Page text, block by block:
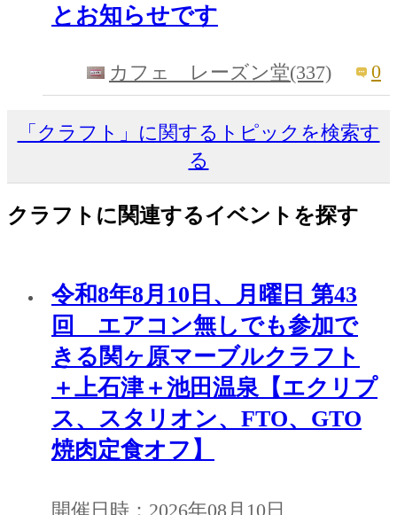
とお知らせです
カフェ レーズン堂(337) 0
「クラフト」に関するトピックを検索す
る
クラフトに関連するイベントを探す
令和8年8月10日、月曜日 第43
回 エアコン無しでも参加で
きる関ヶ原マーブルクラフト
＋上石津＋池田温泉【エクリプ
ス、スタリオン、FTO、GTO
焼肉定食オフ】
開催日時：2026年08月10日